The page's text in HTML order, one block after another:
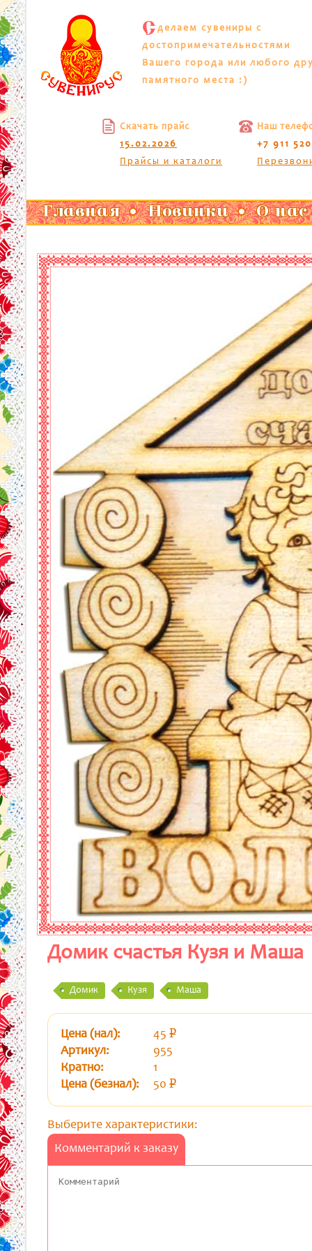
С делаем сувениры с
достопримечательностями
Вашего города или любого
памятного места :)
Скачать прайс
15.02.2026
Прайсы и каталоги
Наш
+7 911
Главная Новинки О нас
Домик счастья Кузя и Маша
Домик Кузя Маша
Цена (нал): 45 p
Артикул:
955
Кратно:
1
Цена (безнал):
50 p
Выберите характеристики:
Комментарий к заказу